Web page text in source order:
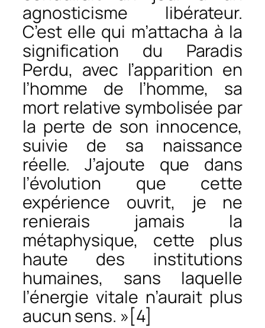
agnosticisme libérateur.
C’est elle qui m’attacha à la
signification du Paradis
Perdu, avec l’apparition en
l’homme de l’homme, sa
mort relative symbolisée par
la perte de son innocence,
suivie de sa naissance
réelle. J’ajoute que dans
l’évolution que cette
expérience ouvrit, je ne
renierais jamais la
métaphysique, cette plus
haute des institutions
humaines, sans laquelle
l’énergie vitale n’aurait plus
aucun sens. »[4]